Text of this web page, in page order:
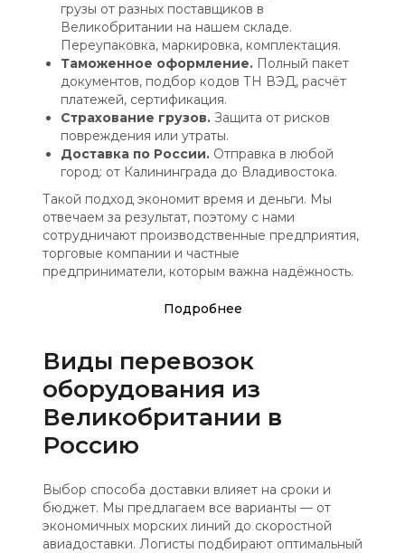
грузы от разных поставщиков в
Великобритании на нашем складе.
Переупаковка, маркировка, комплектация.
Таможенное оформление.Полный пакет
документов, подбор кодов ТН ВЭД, расчёт
платежей, сертификация.
Страхование грузов.Защита от рисков
повреждения или утраты.
Доставка по России.Отправка в любой
город: от Калининграда до Владивостока.
Такой подход экономит время и деньги. Мы
отвечаем за результат, поэтому с нами
сотрудничают производственные предприятия,
торговые компании и частные
предприниматели, которым важна надёжность.
Подробнее
Виды перевозок
оборудования из
Великобритании в
Россию
Выбор способа доставки влияет на сроки и
бюджет. Мы предлагаем все варианты — от
экономичных морских линий до скоростной
авиадоставки. Логисты подбирают оптимальный